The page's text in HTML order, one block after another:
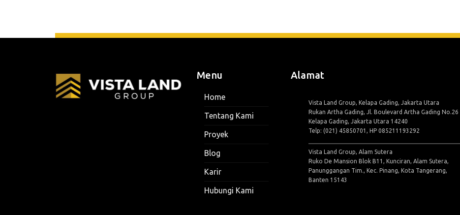
Menu
Home
Tentang Kami
Proyek
Blog
Karir
Hubungi Kami
Alamat
Vista Land Group, Kelapa Gading, Jakarta Utara
Rukan Artha Gading, Jl. Boulevard Artha Gading No.26
Kelapa Gading, Jakarta Utara 14240
Telp: (021) 45850701, HP 085211193292
Vista Land Group, Alam Sutera
Ruko De Mansion Blok B11, Kunciran, Alam Sutera,
Panunggangan Tim., Kec. Pinang, Kota Tangerang,
Banten 15143